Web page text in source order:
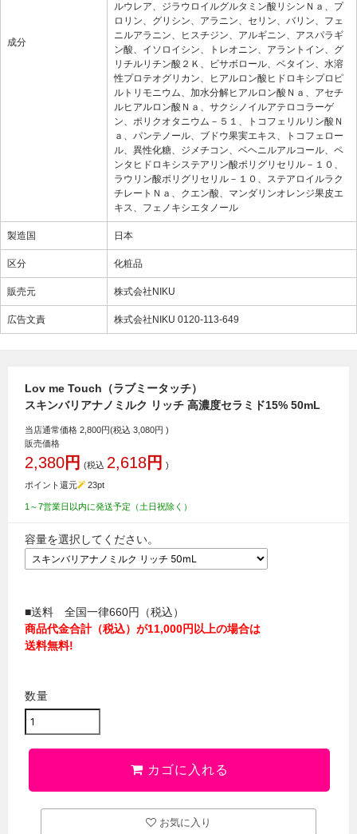
成分
ルウレア、ジラウロイルグルタミン酸リシンＮａ、プ
ロリン、グリシン、アラニン、セリン、バリン、フェ
ニルアラニン、ヒスチジン、アルギニン、アスパラギ
ン酸、イソロイシン、トレオニン、アラントイン、グ
リチルリチン酸２Ｋ、ビサボロール、ベタイン、水溶
性プロテオグリカン、ヒアルロン酸ヒドロキシプロピ
ルトリモニウム、加水分解ヒアルロン酸Ｎａ、アセチ
ルヒアルロン酸Ｎａ、サクシノイルアテロコラーゲ
ン、ポリクオタニウム－５１、トコフェリルリン酸Ｎ
ａ、パンテノール、ブドウ果実エキス、トコフェロー
ル、異性化糖、ジメチコン、ベヘニルアルコール、ペ
ンタヒドロキシステアリン酸ポリグリセリル－１０、
ラウリン酸ポリグリセリル－１０、ステアロイルラク
チレートＮａ、クエン酸、マンダリンオレンジ果皮エ
キス、フェノキシエタノール
製造国 日本
区分 化粧品
販売元 株式会社NIKU
広告文責 株式会社NIKU 0120-113-649
Lov me Touch（ラブミータッチ）
スキンバリアナノミルク リッチ 高濃度セラミド15% 50mL
当店通常価格 2,800円(税込3,080円 )
販売価格
2,380円 (税込 2,618円 )
ポイント還元 23pt
1～7営業日以内に発送予定（土日祝除く）
容量を選択してください。
■送料 全国一律660円（税込）
商品代金合計（税込）が11,000円以上の場合は
送料無料!
数量
カゴに入れる
お気に入り